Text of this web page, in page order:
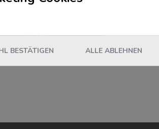
DETAILS
BESTÄTIGEN ALLE ABLEHNEN